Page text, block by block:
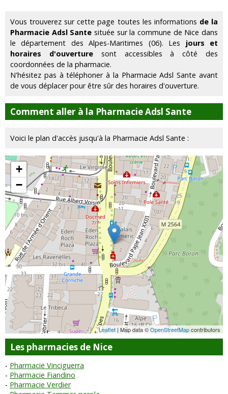
Vous trouverez sur cette page toutes les informations de la
Pharmacie Adsl Sante située sur la commune de Nice dans
le département des Alpes-Maritimes (06). Les jours et
horaires d'ouverturesont accessibles à côté des
coordonnées de la pharmacie.
N'hésitez pas à téléphoner à la Pharmacie Adsl Sante avant
de vous déplacer pour être sûr des horaires d'ouverture.
Comment aller à la Pharmacie Adsl Sante
Voici le plan d'accès jusqu'à la Pharmacie Adsl Sante :
+
−
Leaflet| Map data ©OpenStreetMapcontributors
Les pharmacies de Nice
Pharmacie Vinciguerra
Pharmacie Fiandino
Pharmacie Verdier